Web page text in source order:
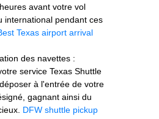
avant votre vol
international pendant ces
Texas airport arrival
des navettes :
service Texas Shuttle
à l'entrée de votre
gagnant ainsi du
DFW shuttle pickup